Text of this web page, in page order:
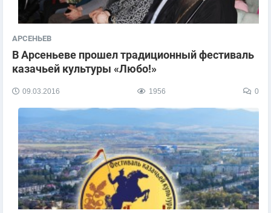
АРСЕНЬЕВ
В Арсеньеве прошел традиционный фестиваль
казачьей культуры «Любо!»
09.03.2016 1956 0